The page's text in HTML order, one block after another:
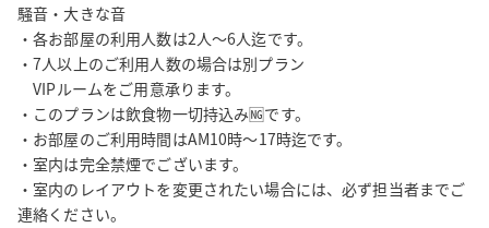
騒音・大きな音
・各お部屋の利用人数は2人〜6人迄です。
・7人以上のご利用人数の場合は別プラン
VIPルームをご用意承ります。
・このプランは飲食物一切持込み🆖です。
・お部屋のご利用時間はAM10時〜17時迄です。
・室内は完全禁煙でございます。
・室内のレイアウトを変更されたい場合には、必ず担当者までご
連絡ください。